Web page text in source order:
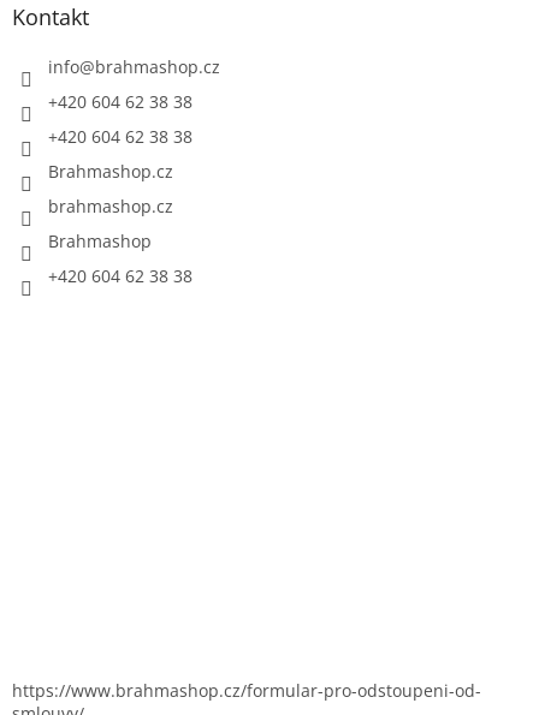
Kontakt
info@brahmashop.cz
+420 604 62 38 38
+420 604 62 38 38
Brahmashop.cz
brahmashop.cz
Brahmashop
+420 604 62 38 38
https://www.brahmashop.cz/formular-pro-odstoupeni-od-